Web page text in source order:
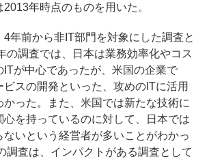
年時点のものを用いた。
年前から非IT部門を対象にした調査と
の調査では、日本は業務効率化やコス
ITが中心であったが、米国の企業で
ビスの開発といった、攻めのITに活用
かった。また、米国では新たな技術に
心を持っているのに対して、日本では
ないという経営者が多いことがわかっ
調査は、インパクトがある調査として